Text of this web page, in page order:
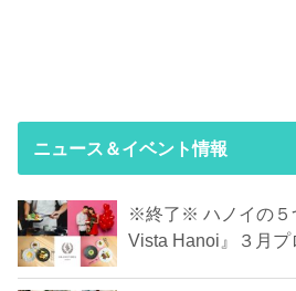
ニュース＆イベント情報
※終了※ ハノイの５
Vista Hanoi』３月プ